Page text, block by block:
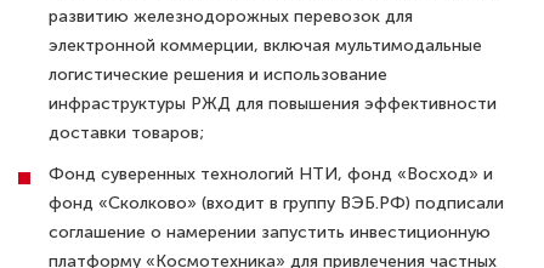
развитию железнодорожных перевозок для
электронной коммерции, включая мультимодальные
логистические решения и использование
инфраструктуры РЖД для повышения эффективности
доставки товаров;
Фонд суверенных технологий НТИ, фонд «Восход» и
фонд «Сколково» (входит в группу ВЭБ.РФ) подписали
соглашение о намерении запустить инвестиционную
платформу «Космотехника» для привлечения частных